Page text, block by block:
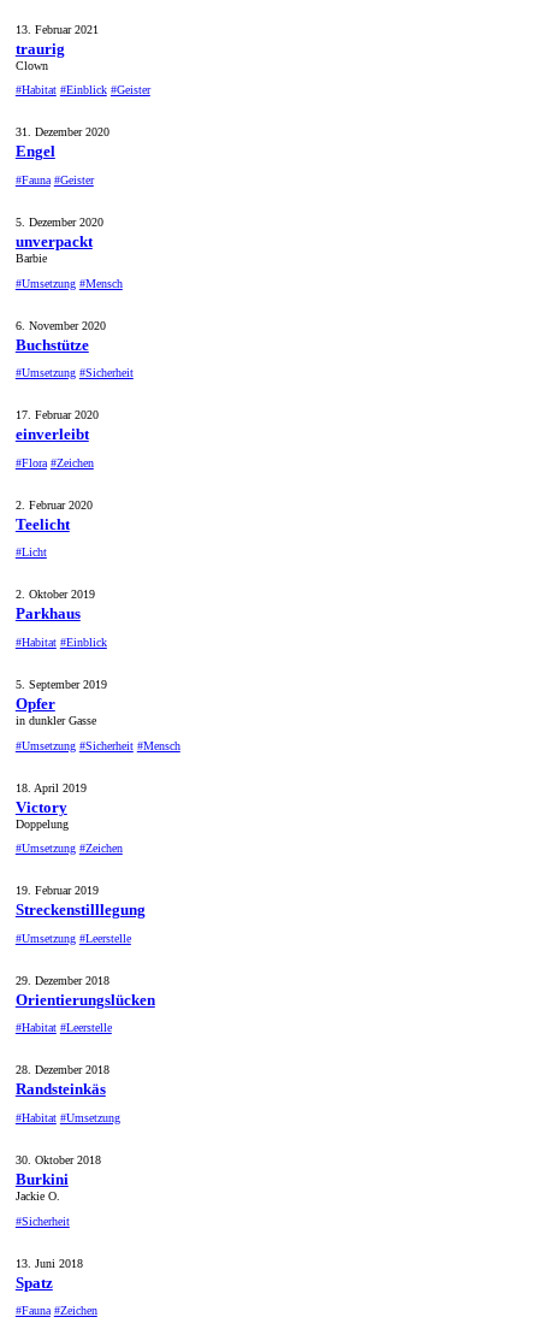
13. Februar 2021
traurig
Clown
#Habitat #Einblick #Geister
31. Dezember 2020
Engel
#Fauna #Geister
5. Dezember 2020
unverpackt
Barbie
#Umsetzung #Mensch
6. November 2020
Buchstütze
#Umsetzung #Sicherheit
17. Februar 2020
einverleibt
#Flora #Zeichen
2. Februar 2020
Teelicht
#Licht
2. Oktober 2019
Parkhaus
#Habitat #Einblick
5. September 2019
Opfer
in dunkler Gasse
#Umsetzung #Sicherheit #Mensch
18. April 2019
Victory
Doppelung
#Umsetzung #Zeichen
19. Februar 2019
Streckenstilllegung
#Umsetzung #Leerstelle
29. Dezember 2018
Orientierungslücken
#Habitat #Leerstelle
28. Dezember 2018
Randsteinkäs
#Habitat #Umsetzung
30. Oktober 2018
Burkini
Jackie O.
#Sicherheit
13. Juni 2018
Spatz
#Fauna #Zeichen